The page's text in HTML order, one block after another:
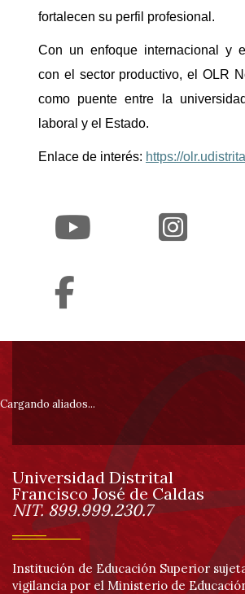
fortalecen su perfil profesional.
Con un enfoque internacional y
con el sector productivo, el OLR
como puente entre la
laboral y el Estado.
Enlace de interés: https://
Información
pie
de
página
Cargando aliados...
Información
Universidad Distrital
Francisco José de Caldas
NIT. 899.999.230.7
Institución de Educación Superior
vigilancia por el Ministerio de